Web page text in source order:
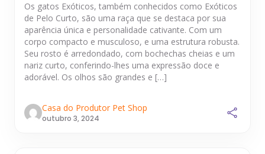
Os gatos Exóticos, também conhecidos como Exóticos
de Pelo Curto, são uma raça que se destaca por sua
aparência única e personalidade cativante. Com um
corpo compacto e musculoso, e uma estrutura robusta.
Seu rosto é arredondado, com bochechas cheias e um
nariz curto, conferindo-lhes uma expressão doce e
adorável. Os olhos são grandes e […]
Casa do Produtor Pet Shop
outubro 3, 2024